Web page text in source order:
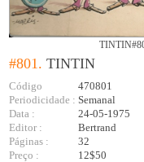
#801.TINTIN
Código
470801
Periodicidade : Semanal
Data :
24-05-1975
Editor :
Bertrand
Páginas :
32
Preço :
12$50